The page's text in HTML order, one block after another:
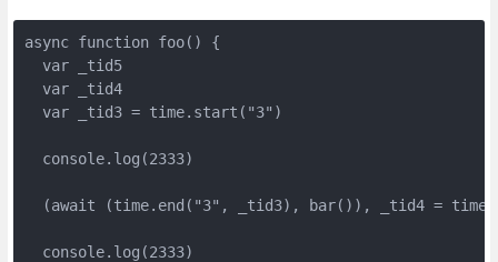
async function foo() {
  var _tid5
  var _tid4
  var _tid3 = time.start("3")
  console.log(2333)
(await (time.end("3", _tid3), bar()), _tid4 =
  console.log(2333)